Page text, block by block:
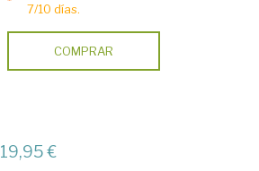
7/10 días.
COMPRAR
19,95 €